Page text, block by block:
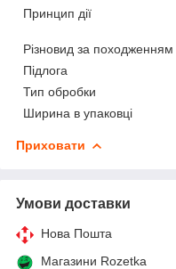
Принцип дії
Різновид за походженням
Підлога
Тип обробки
Ширина в упаковці
Приховати
Умови доставки
Нова Пошта
Магазини Rozetka